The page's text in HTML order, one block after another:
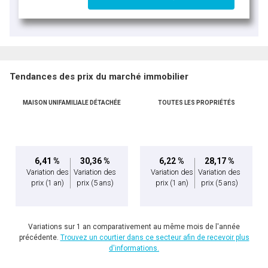
Tendances des prix du marché immobilier
MAISON UNIFAMILIALE DÉTACHÉE
6,41 %
Variation des
prix (1 an)
30,36 %
Variation des
prix (5 ans)
TOUTES LES PROPRIÉTÉS
6,22 %
Variation des
prix (1 an)
28,17 %
Variation des
prix (5 ans)
Variations sur 1 an comparativement au même mois de l'année
précédente. Trouvez un courtier dans ce secteur afin de recevoir plus
d'informations.